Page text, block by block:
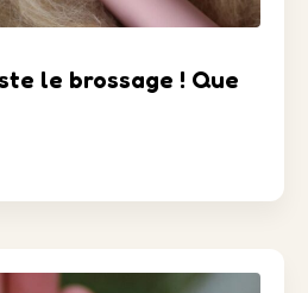
le brossage ! Que